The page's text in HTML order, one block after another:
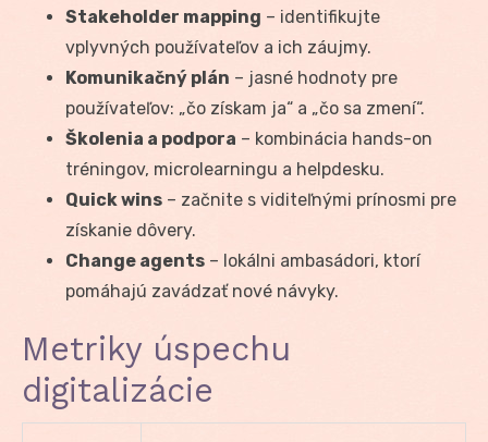
Stakeholder mapping – identifikujte
vplyvných používateľov a ich záujmy.
Komunikačný plán – jasné hodnoty pre
používateľov: „čo získam ja“ a „čo sa zmení“.
Školenia a podpora – kombinácia hands-on
tréningov, microlearningu a helpdesku.
Quick wins – začnite s viditeľnými prínosmi pre
získanie dôvery.
Change agents – lokálni ambasádori, ktorí
pomáhajú zavádzať nové návyky.
Metriky úspechu
digitalizácie